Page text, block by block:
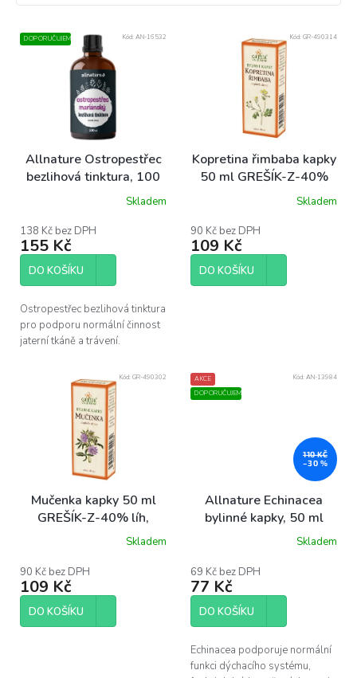
V
ý
ů
DOPORUČUJEME
Allnature Ostropestřec
bezlihová tinktura, 100
Skladem
138 Kč bez DPH
155 Kč
DO KOŠÍKU
Ostropestřec bezlihová tinktura
pro podporu normální činnost
jaterní tkáně a trávení.
Kód: AN-16532
Kopretina řimbaba kapky
50 ml GREŠÍK-Z-40%
líh, Bylinné kapkySkladem
90 Kč bez DPH
109 Kč
DO KOŠÍKU
Kód: GR-490314
Mučenka kapky 50 ml
GREŠÍK-Z-40% líh,
Bylinné kapkySkladem
90 Kč bez DPH
109 Kč
DO KOŠÍKU
Kód: GR-490302
AKCE
DOPORUČUJEME
110 KČ
–30 %
Allnature Echinacea
bylinné kapky, 50 ml
Skladem
69 Kč bez DPH
77 Kč
DO KOŠÍKU
Echinacea podporuje normální
funkci dýchacího systému,
Kód: AN-13984